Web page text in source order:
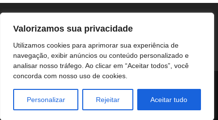
Valorizamos sua privacidade
Utilizamos cookies para aprimorar sua experiência de
navegação, exibir anúncios ou conteúdo personalizado e
analisar nosso tráfego. Ao clicar em “Aceitar todos”, você
concorda com nosso uso de cookies.
Personalizar Rejeitar Aceitar tudo
NOTÍCIAS CORPORATIVAS
© Botucatuonline.com - email: redacao@botucatuonline.com